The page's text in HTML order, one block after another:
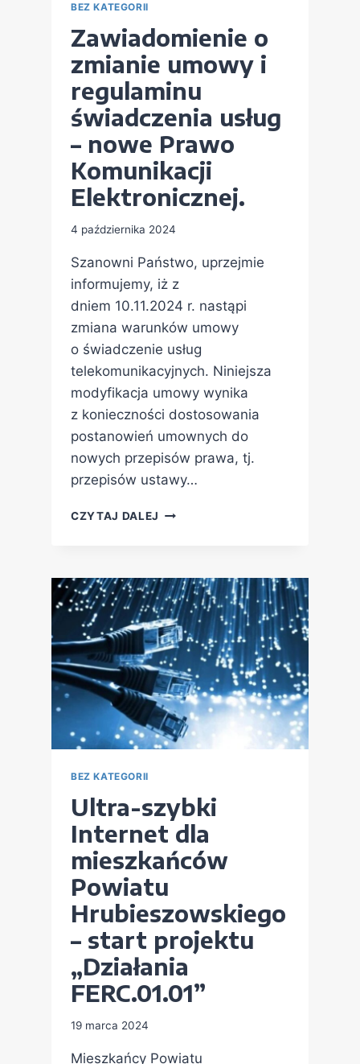
BEZ KATEGORII
Zawiadomienie o
zmianie umowy i
regulaminu
świadczenia usług
– nowe Prawo
Komunikacji
Elektronicznej.
4 października 2024
Szanowni Państwo, uprzejmie
informujemy, iż z
dniem 10.11.2024 r. nastąpi
zmiana warunków umowy
o świadczenie usług
telekomunikacyjnych. Niniejsza
modyfikacja umowy wynika
z konieczności dostosowania
postanowień umownych do
nowych przepisów prawa, tj.
przepisów ustawy…
CZYTAJ DALEJ
BEZ KATEGORII
Ultra-szybki
Internet dla
mieszkańców
Powiatu
Hrubieszowskiego
– start projektu
„Działania
FERC.01.01”
19 marca 2024
Mieszkańcy Powiatu